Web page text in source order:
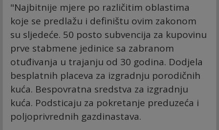
"Najbitnije mjere po različitim oblastima
koje se predlažu i definištu ovim zakonom
su sljedeće. 50 posto subvencija za kupovinu
prve stabmene jedinice sa zabranom
otuđivanja u trajanju od 30 godina. Dodjela
besplatnih placeva za izgradnju porodičnih
kuća. Bespovratna sredstva za izgradnju
kuća. Podsticaju za pokretanje preduzeća i
poljoprivrednih gazdinastava.